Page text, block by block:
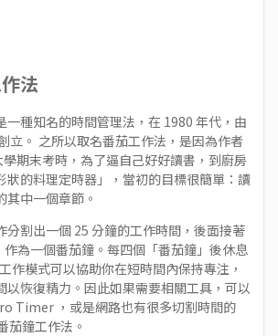
法
一種知名的時間管理法，在 1980 年代，由
立。 之所以取名番茄工作法，是因為作者
期末考時，為了逼自己好好讀書，到廚房
狀的料理定時器」，當初的目標很簡單：讀
中一個章節。
分割出一個 25 分鐘的工作時間，後面接著
為一個番茄鐘。每四個「番茄鐘」後休息
作模式可以協助你在短時間內保持專注，
以恢復精力。因此如果需要相關工具，可以
Timer ，或是網路也有很多切割時間的
茄鐘工作法。